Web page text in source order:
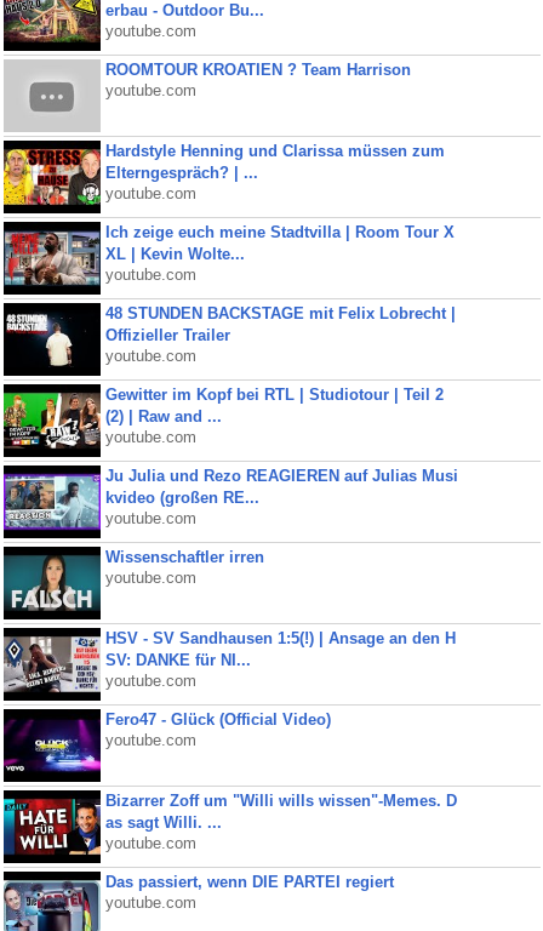
erbau - Outdoor Bu...
youtube.com
ROOMTOUR KROATIEN ? Team Harrison
youtube.com
Hardstyle Henning und Clarissa müssen zum
Elterngespräch? | ...
youtube.com
Ich zeige euch meine Stadtvilla | Room Tour X
XL | Kevin Wolte...
youtube.com
48 STUNDEN BACKSTAGE mit Felix Lobrecht |
Offizieller Trailer
youtube.com
Gewitter im Kopf bei RTL | Studiotour | Teil 2
(2) | Raw and ...
youtube.com
Ju Julia und Rezo REAGIEREN auf Julias Musi
kvideo (großen RE...
youtube.com
Wissenschaftler irren
youtube.com
HSV - SV Sandhausen 1:5(!) | Ansage an den H
SV: DANKE für NI...
youtube.com
Fero47 - Glück (Official Video)
youtube.com
Bizarrer Zoff um "Willi wills wissen"-Memes. D
as sagt Willi. ...
youtube.com
Das passiert, wenn DIE PARTEI regiert
youtube.com